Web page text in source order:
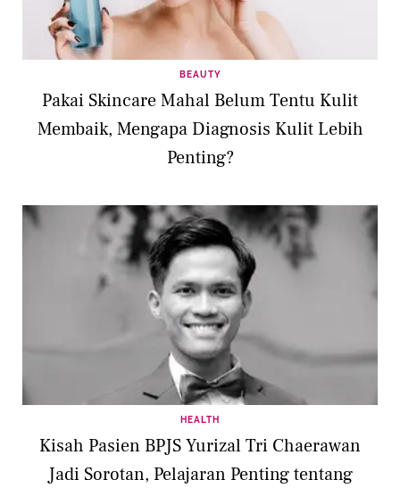
BEAUTY
Pakai Skincare Mahal Belum Tentu Kulit
Membaik, Mengapa Diagnosis Kulit Lebih
Penting?
HEALTH
Kisah Pasien BPJS Yurizal Tri Chaerawan
Jadi Sorotan, Pelajaran Penting tentang